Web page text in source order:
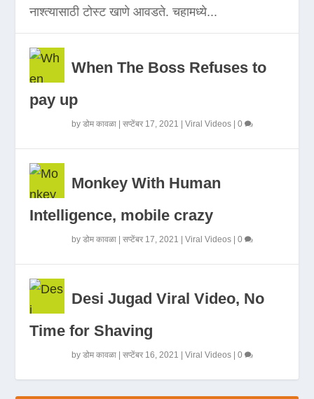
नाश्त्यासाठी टोस्ट खाणे आवडते. चहामध्ये...
When The Boss Refuses to
pay up
byडोम कावळा |सप्टेंबर 17, 2021 |Viral Videos |0
Monkey With Human
Intelligence, mobile crazy
byडोम कावळा |सप्टेंबर 17, 2021 |Viral Videos |0
Desi Jugad Viral Video, No
Time for Shaving
byडोम कावळा |सप्टेंबर 16, 2021 |Viral Videos |0